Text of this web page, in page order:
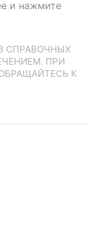
и нажмите
СПРАВОЧНЫХ
ПРИ
К